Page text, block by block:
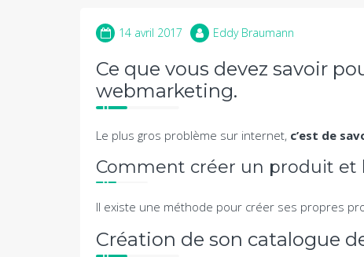
14 avril 2017 Eddy Braumann
Ce que vous devez savoir
webmarketing.
Le plus gros problème sur internet, c’est de
Comment créer un produit
Il existe une méthode pour créer ses propres
Création de son catalogue